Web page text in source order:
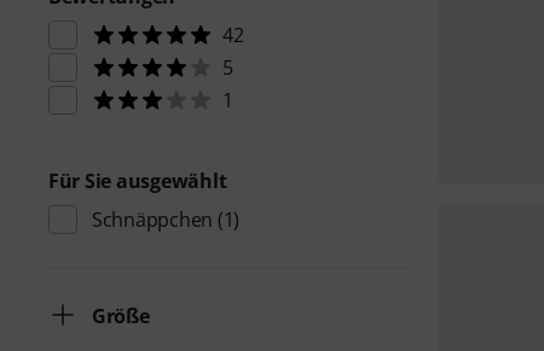
42
5
1
Für Sie ausgewählt
Schnäppchen (1)
Größe